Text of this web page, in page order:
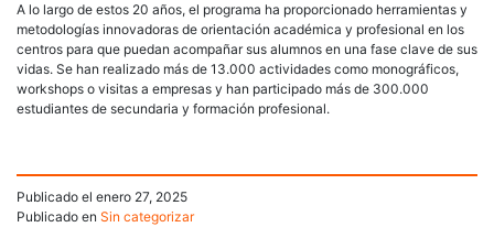
A lo largo de estos 20 años, el programa ha proporcionado herramientas y
metodologías innovadoras de orientación académica y profesional en los
centros para que puedan acompañar sus alumnos en una fase clave de sus
vidas. Se han realizado más de 13.000 actividades como monográficos,
workshops o visitas a empresas y han participado más de 300.000
estudiantes de secundaria y formación profesional.
Publicado el enero 27, 2025
Publicado en Sin categorizar